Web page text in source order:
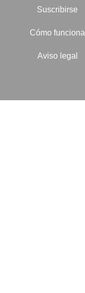
Suscribirse
Cómo funciona
Aviso legal